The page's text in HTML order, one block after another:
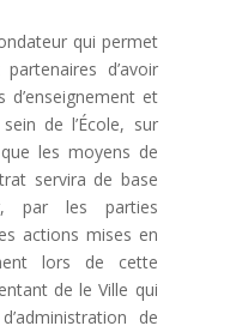
qui permet
d’avoir
d’enseignement et
de l’École, sur
les moyens de
servira de base
par les parties
actions mises en
lors de cette
de le Ville qui
de